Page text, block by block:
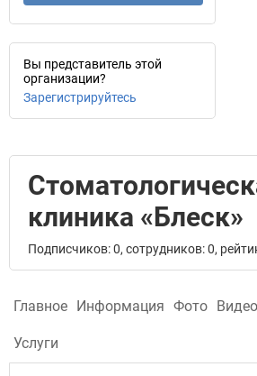
Вы представитель этой
организации?
Зарегистрируйтесь
клиника «Блеск»
Подписчиков: 0, сотрудников: 0,
Главное Информация Фото Видео
Услуги